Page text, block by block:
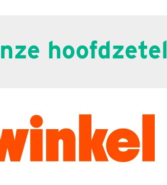
hoofdzetel